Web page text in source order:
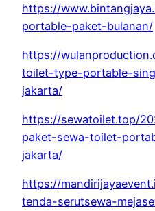
https://
portable-paket-bulanan/
https://
toilet-type-portable-
jakarta/
https://sewatoilet.top/
paket-sewa-toilet-
jakarta/
https://
tenda-serutsewa-